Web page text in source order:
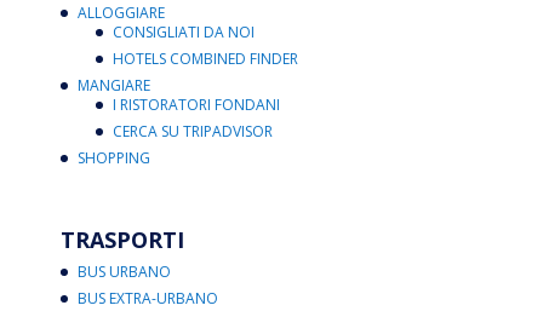
ALLOGGIARE
CONSIGLIATI DA NOI
HOTELS COMBINED FINDER
MANGIARE
I RISTORATORI FONDANI
CERCA SU TRIPADVISOR
SHOPPING
TRASPORTI
BUS URBANO
BUS EXTRA-URBANO